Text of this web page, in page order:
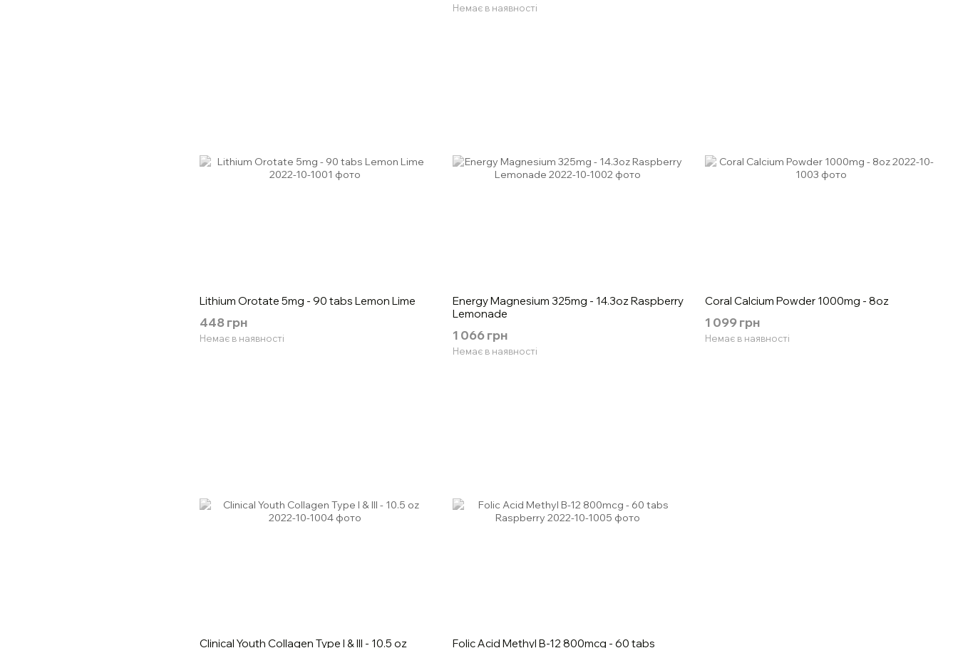
Немає в наявності
Lithium Orotate 5mg - 90 tabs Lemon Lime
448 грн
Немає в наявності
Energy Magnesium 325mg - 14.3oz Raspberry
Lemonade
1 066 грн
Немає в наявності
Coral Calcium Powder 1000mg - 8oz
1 099 грн
Немає в наявності
Clinical Youth Collagen Type I & III - 10.5 oz Folic Acid Methyl B-12 800mcg - 60 tabs